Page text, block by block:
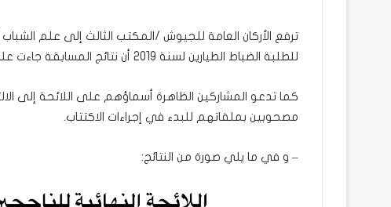
ترفع الأركان العامة للجيوش /المكتب الثالث إلى علم الشباب
للطلبة الضباط الطيارين لسنة 2019 أن نتائج المسابقة جاءت على النحو المبين في الجدول أدناه.
كما تدعو المشاركين الظاهرة أسماؤهم على اللائحة إلى
مصحوبين بملفاتهم للبدء في إجراءات الاكتتاب.
– و في ما يلي صورة من النتائج: